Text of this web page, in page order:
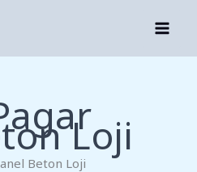
Loji
Beton Loji